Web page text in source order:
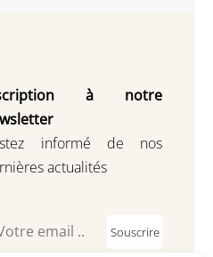
à notre
informé de nos
actualités
Souscrire